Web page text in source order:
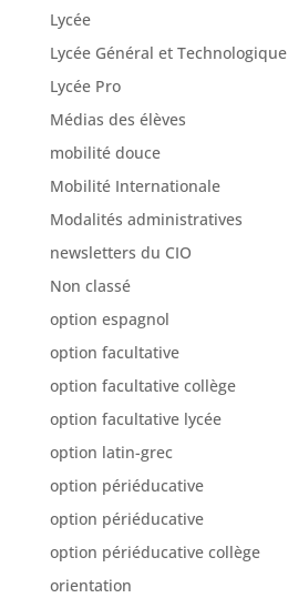
Lycée
Lycée Général et Technologique
Lycée Pro
Médias des élèves
mobilité douce
Mobilité Internationale
Modalités administratives
newsletters du CIO
Non classé
option espagnol
option facultative
option facultative collège
option facultative lycée
option latin-grec
option périéducative
option périéducative
option périéducative collège
orientation